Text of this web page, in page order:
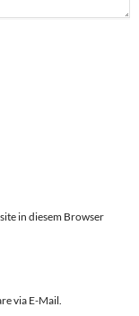
in diesem Browser
via E-Mail.